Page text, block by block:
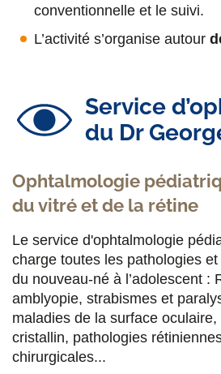
conventionnelle et le suivi.
L’activité s’organise autour
Service
du Dr
Ophtalmologie
du vitré et de la rétine
Le service d'ophtalmologie
charge toutes les pathologies
du nouveau-né à l’adolescent :
amblyopie, strabismes et
maladies de la surface
cristallin, pathologies
chirurgicales...